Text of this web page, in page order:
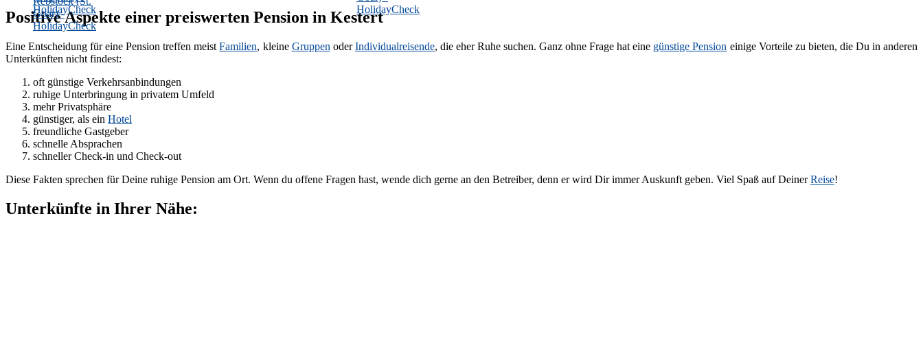
Positive Aspekte einer preiswerten Pension in Kestert
Eine Entscheidung für eine Pension treffen meistFamilien, kleine Gruppen oderIndividualreisende, die eher Ruhe suchen. Ganz ohne Frage hat eine günstige Pension einige Vorteile zu bieten, die Du in anderen
Unterkünften nicht findest:
oft günstige Verkehrsanbindungen
ruhige Unterbringung in privatem Umfeld
mehr Privatsphäre
günstiger, als ein Hotel
freundliche Gastgeber
schnelle Absprachen
schneller Check-in und Check-out
Diese Fakten sprechen für Deine ruhige Pension am Ort. Wenn du offene Fragen hast, wende dich gerne an den Betreiber, denn er wird Dir immer Auskunft geben. Viel Spaß auf DeinerReise!
Unterkünfte in Ihrer Nähe: